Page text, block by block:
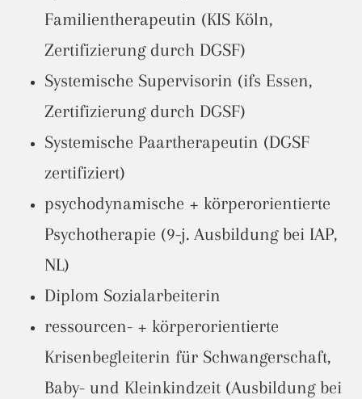
Familientherapeutin (KIS Köln,
Zertifizierung durch DGSF)
Systemische Supervisorin (ifs Essen,
Zertifizierung durch DGSF)
Systemische Paartherapeutin (DGSF
zertifiziert)
psychodynamische + körperorientierte
Psychotherapie (9-j. Ausbildung bei IAP,
NL)
Diplom Sozialarbeiterin
ressourcen- + körperorientierte
Krisenbegleiterin für Schwangerschaft,
Baby- und Kleinkindzeit (Ausbildung bei